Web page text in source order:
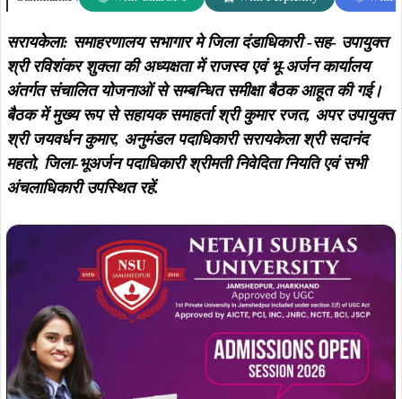
With ChatGPT With Perplexity
सरायकेला: समाहरणालय सभागार मे जिला दंडाधिकारी -सह- उपायुक्त
श्री रविशंकर शुक्ला की अध्यक्षता में राजस्व एवं भू-अर्जन कार्यालय
अंतर्गत संचालित योजनाओं से सम्बन्धित समीक्षा बैठक आहूत की गई।